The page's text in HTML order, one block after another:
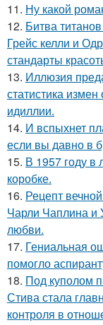
11. Ну какой
12. Битва
Грейс келли и
стандарты
13. Иллюзия
статистика
идиллии.
14. И вспыхнет
если вы давно в
15. В 1957 году в
коробке.
16. Рецепт
Чарли Чаплина и
любви.
17. Гениальная
помогло
18. Под куполом
Стива стала
контроля в